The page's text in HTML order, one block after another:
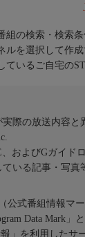
組の検索・検索
ルを選択して作成
ているご自宅の
際の放送内容と
およびGガイド
いる記事・写真
公式番組情報マー
Data Mark」
報」を利用した